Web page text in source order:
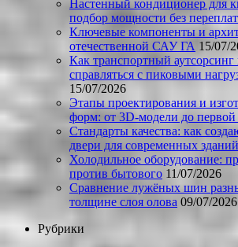
Настенный кондиционер для
подбор мощности без
Ключевые компоненты и
отечественной САУ ГА 15/07/
Как транспортный аутсорсинг
справляться с пиковыми
15/07/2026
Этапы проектирования и
форм: от 3D-модели до первой
Стандарты качества: как
двери для современных зданий
Холодильное оборудование:
против бытового 11/07/2026
Сравнение лужёных шин
толщине слоя олова 09/07/2026
Рубрики